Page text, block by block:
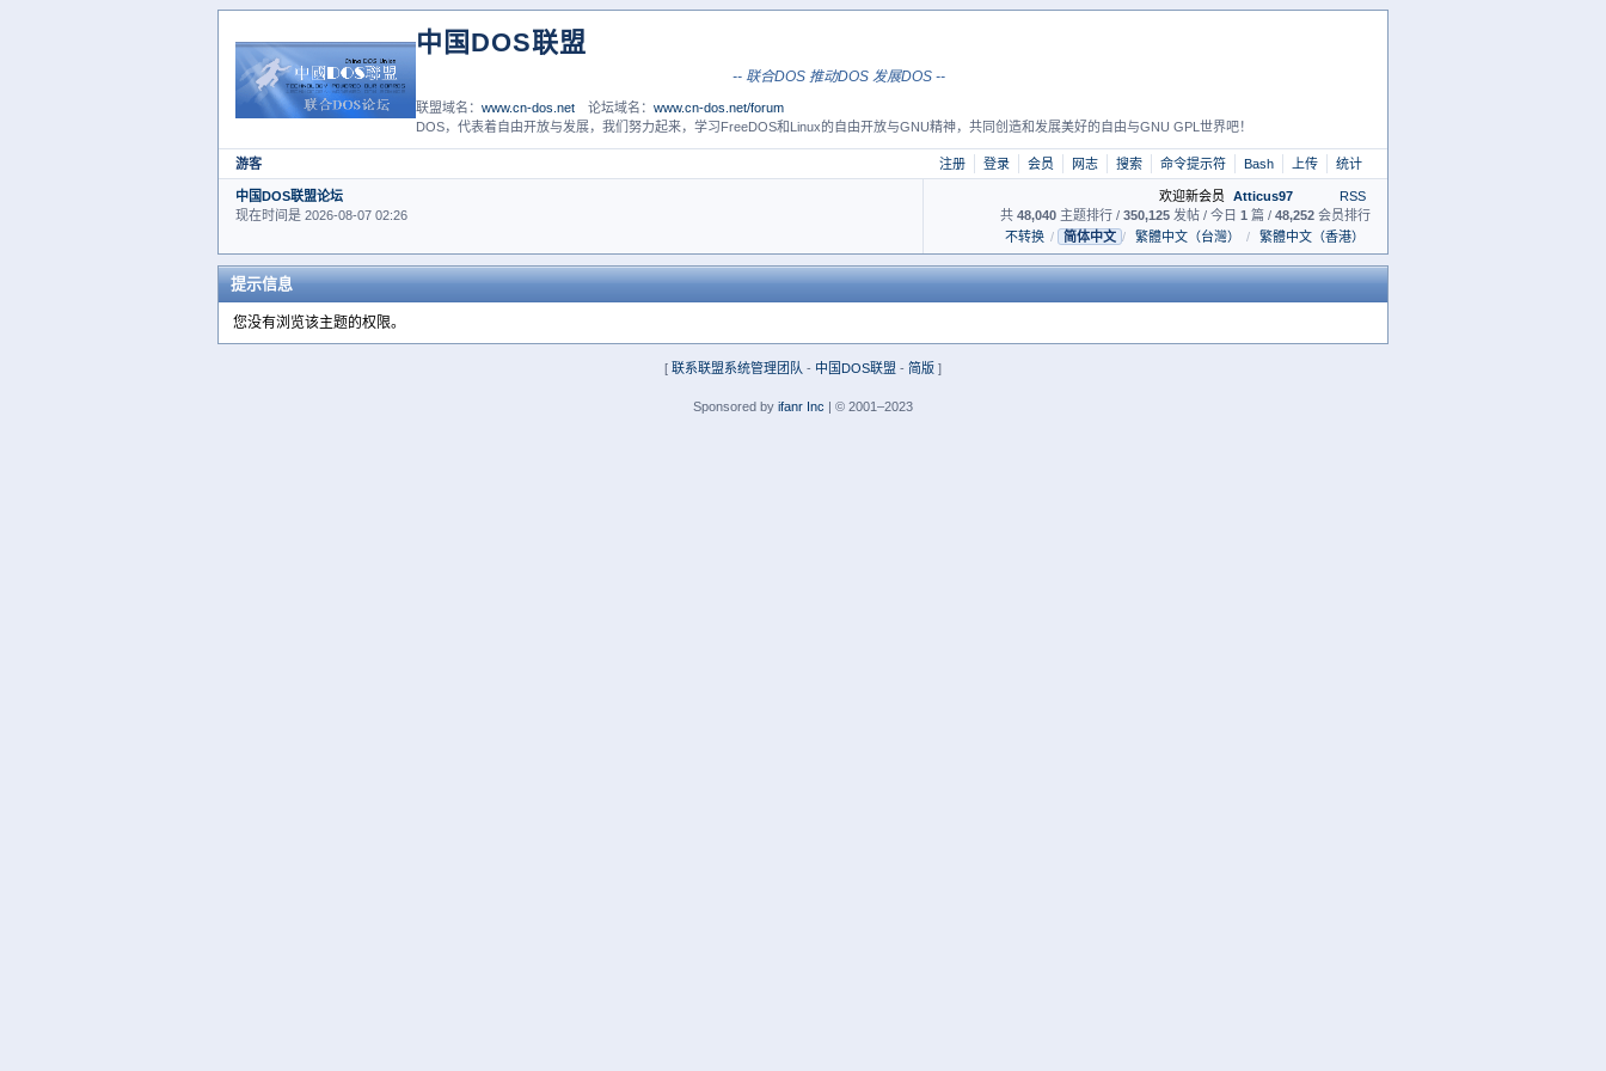
中国DOS联盟
-- 联合DOS 推动DOS 发展DOS --
联盟域名：www.cn-dos.net 论坛域名：www.cn-dos.net/forum
DOS，代表着自由开放与发展，我们努力起来，学习FreeDOS和Linux的自由开放与GNU精神，共同创造和发展美好的自由与GNU GPL世界吧！
游客 注册 登录 会员 网志 搜索 命令提示符 Bash 上传 统计
中国DOS联盟论坛
现在时间是 2026-08-07 02:26
欢迎新会员 Atticus97
RSS
共 48,040 主题排行 / 350,125 发帖 / 今日 1 篇 / 48,252 会员排行
不转换 / 简体中文 / 繁體中文（台灣） / 繁體中文（香港）
提示信息
您没有浏览该主题的权限。
[ 联系联盟系统管理团队 - 中国DOS联盟 - 简版 ]
Sponsored by ifanr Inc | © 2001–2023